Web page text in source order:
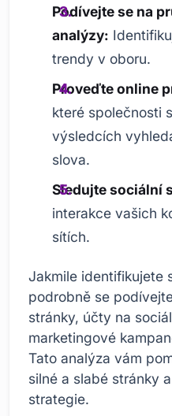
Podívejte se na
analýzy:
trendy v oboru.
Proveďte online
které společnosti
výsledcích
slova.
Sledujte sociální
interakce vašich
sítích.
Jakmile identifikujete
podrobně se
stránky, účty na
marketingové
Tato analýza vám
silné a slabé stránky
strategie.